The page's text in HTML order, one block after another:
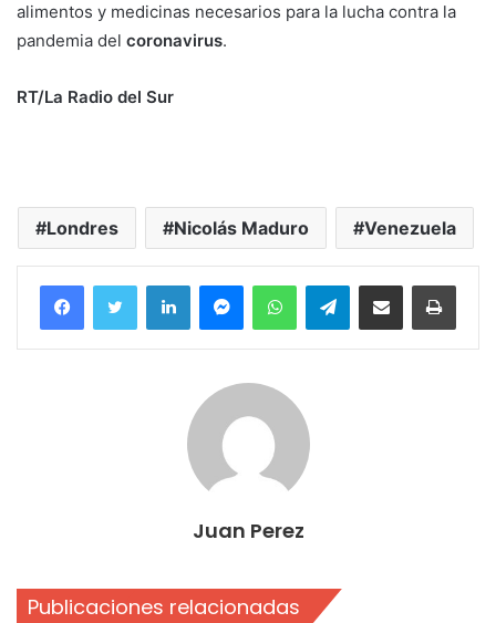
alimentos y medicinas necesarios para la lucha contra la
pandemia del coronavirus.
RT/La Radio del Sur
Londres Nicolás Maduro Venezuela
FacebookTwitter LinkedInMessengerWhatsAppTelegramCompartir por correo electrónico
Juan Perez
Publicaciones relacionadas